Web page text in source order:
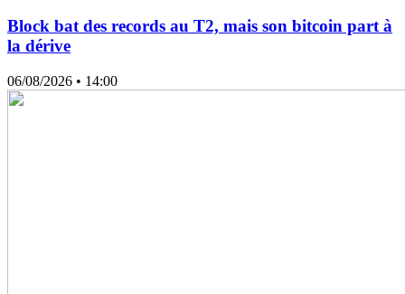
Block bat des records au T2, mais son bitcoin part à
la dérive
06/08/2026 • 14:00